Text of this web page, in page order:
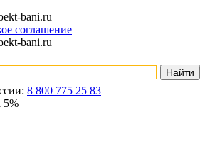
bani.ru
соглашение
bani.ru
8 800 775 25 83
5%